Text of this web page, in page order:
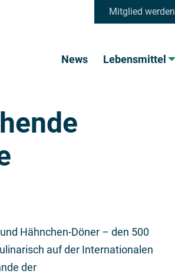
Mitglied werden
News Lebensmittel
Hähnchen-Döner – den 500
auf der Internationalen
der